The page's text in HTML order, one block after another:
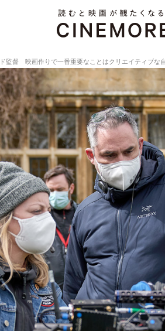
監督 映画作りで一番重要なことはクリエイティブな